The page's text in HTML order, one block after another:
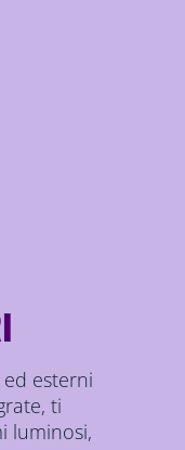
esterni
ti
luminosi,